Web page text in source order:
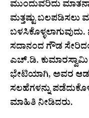
ಮುಂದುವರಿದು
ಮತ್ತಷ್ಟು ಬಲಪಡಿಸಲು
ಸದಾನಂದ ಗೌಡ
ಎಚ್.ಡಿ. ಕುಮಾರಸ್ವಾಮಿ
ಭೇಟಿಯಾಗಿ, ಅವರ
ಸಲಹೆಗಳನ್ನು
ಮಾಹಿತಿ ನೀಡಿದರು.